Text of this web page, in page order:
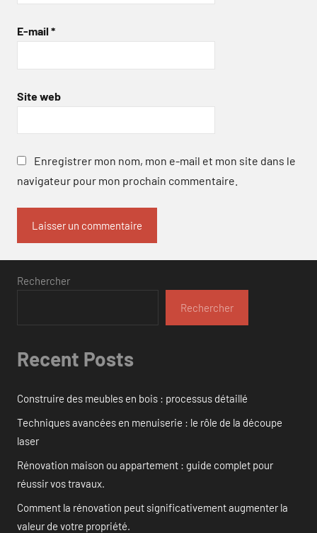
E-mail *
Site web
Enregistrer mon nom, mon e-mail et mon site dans le
navigateur pour mon prochain commentaire.
Rechercher
Rechercher
Recent Posts
Construire des meubles en bois : processus détaillé
Techniques avancées en menuiserie : le rôle de la découpe
laser
Rénovation maison ou appartement : guide complet pour
réussir vos travaux.
Comment la rénovation peut significativement augmenter la
valeur de votre propriété.